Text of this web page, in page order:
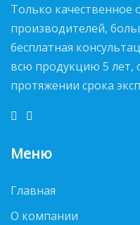
Только качественное
производителей,
бесплатная
всю продукцию 5 лет,
протяжении срока
Меню
Главная
О компании